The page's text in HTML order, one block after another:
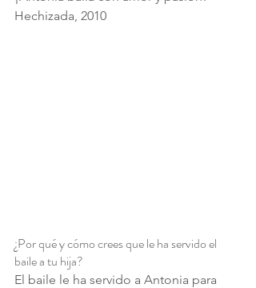
Hechizada, 2010
¿Por qué y cómo crees que le ha servido el
baile a tu hija?
El baile le ha servido a Antonia para